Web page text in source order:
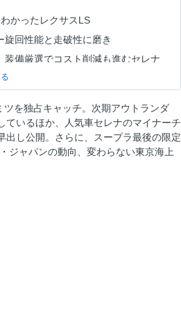
かったレクサスLS
回性能と走破性に磨き
備厳選でコスト削減も進むセレナ
ブリッド搭載で燃費向上
ショーに出なかったクルマたち＜パジ
・MORIZO-RR、レクサスES、シビッ
ショー】
を独占キャッチ。次期アウトランダ
ているほか、人気車セレナのマイナーチ
出し公開。さらに、スープラ最後の限定
ジャパンの動向、変わらない東京海上